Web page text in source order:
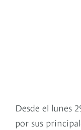
Desde el lunes
por sus